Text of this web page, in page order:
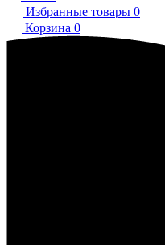
Избранные товары 0
Корзина 0